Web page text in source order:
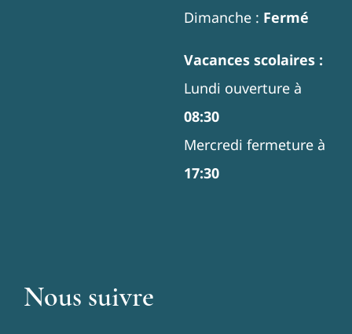
Dimanche : Fermé
Vacances scolaires :
Lundi ouverture à
08:30
Mercredi fermeture à
17:30
Nous suivre